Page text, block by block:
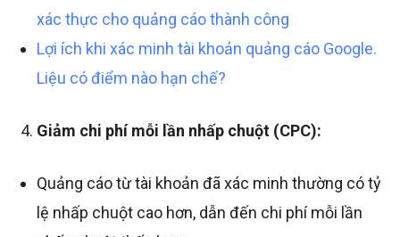
xác thực cho quảng cáo thành công
Lợi ích khi xác minh tài khoản quảng cáo Google.
Liệu có điểm nào hạn chế?
Giảm chi phí mỗi lần nhấp chuột (CPC):
Quảng cáo từ tài khoản đã xác minh thường có tỷ
lệ nhấp chuột cao hơn, dẫn đến chi phí mỗi lần